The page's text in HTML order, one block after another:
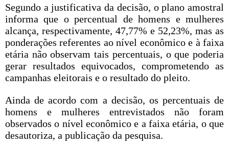
Segundo a justificativa da decisão, o plano amostral
informa que o percentual de homens e mulheres
alcança, respectivamente, 47,77% e 52,23%, mas as
ponderações referentes ao nível econômico e à faixa
etária não observam tais percentuais, o que poderia
gerar resultados equivocados, comprometendo as
campanhas eleitorais e o resultado do pleito.
Ainda de acordo com a decisão, os percentuais de
homens e mulheres entrevistados não foram
observados o nível econômico e a faixa etária, o que
desautoriza, a publicação da pesquisa.